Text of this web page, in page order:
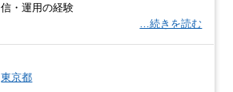
信・運用の経験
…続きを読む
東京都